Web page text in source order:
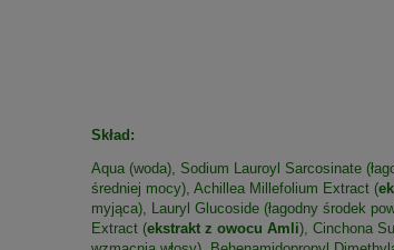
Skład:
Aqua (woda), Sodium Lauroyl Sarcosinate
średniej mocy), Achillea Millefolium Extract (
myjąca), Lauryl Glucoside (łagodny środek
Extract (ekstrakt z owocu Amli), Cinchona